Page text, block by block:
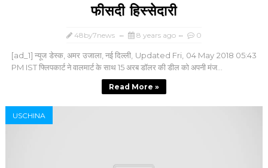
फीसदी हिस्सेदारी
48by7news 8 years ago 0
[ad_1] न्यूज डेस्क, अमर उजाला, नई दिल्ली, Updated Fri, 04 May 2018 05:43
PM IST फ्लिपकार्ट ने वालमार्ट के साथ 15 अरब डॉलर की डील को अपनी मंज...
Read More »
USCHINA